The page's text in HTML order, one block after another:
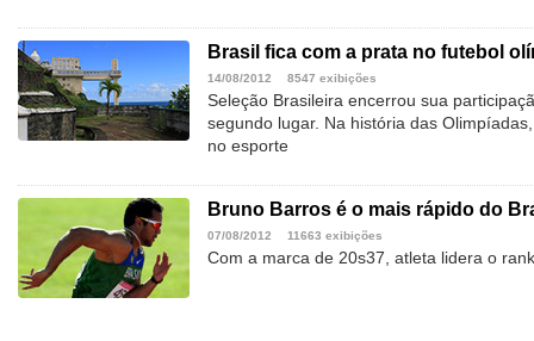
Brasil fica com a prata no futebol
14/08/2012 8547 exibições
Seleção Brasileira encerrou sua
segundo lugar. Na história das
no esporte
Bruno Barros é o mais rápido do
07/08/2012 11663 exibições
Com a marca de 20s37, atleta lidera o